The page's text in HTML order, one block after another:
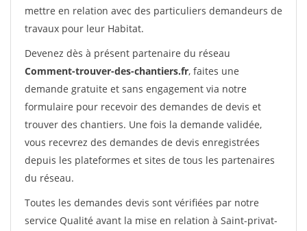
mettre en relation avec des particuliers demandeurs de
travaux pour leur Habitat.
Devenez dès à présent partenaire du réseau
Comment-trouver-des-chantiers.fr, faites une
demande gratuite et sans engagement via notre
formulaire pour recevoir des demandes de devis et
trouver des chantiers. Une fois la demande validée,
vous recevrez des demandes de devis enregistrées
depuis les plateformes et sites de tous les partenaires
du réseau.
Toutes les demandes devis sont vérifiées par notre
service Qualité avant la mise en relation à Saint-privat-